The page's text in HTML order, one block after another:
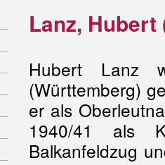
Lanz, Hubert
Hubert Lanz
(Württemberg)
er als
1940/41 als
Balkanfeldzug